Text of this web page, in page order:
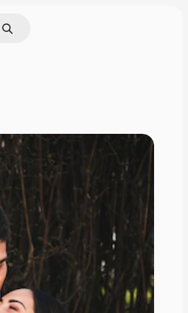
खोजें
खोजें